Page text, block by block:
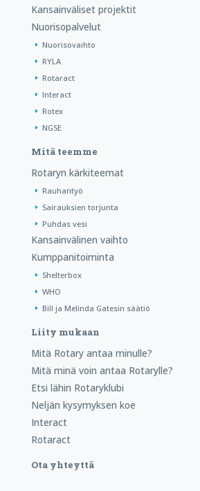
Kansainväliset projektit
Nuorisopalvelut
Nuorisovaihto
RYLA
Rotaract
Interact
Rotex
NGSE
Mitä teemme
Rotaryn kärkiteemat
Rauhantyö
Sairauksien torjunta
Puhdas vesi
Kansainvälinen vaihto
Kumppanitoiminta
Shelterbox
WHO
Bill ja Melinda Gatesin säätiö
Liity mukaan
Mitä Rotary antaa minulle?
Mitä minä voin antaa Rotarylle?
Etsi lähin Rotaryklubi
Neljän kysymyksen koe
Interact
Rotaract
Ota yhteyttä